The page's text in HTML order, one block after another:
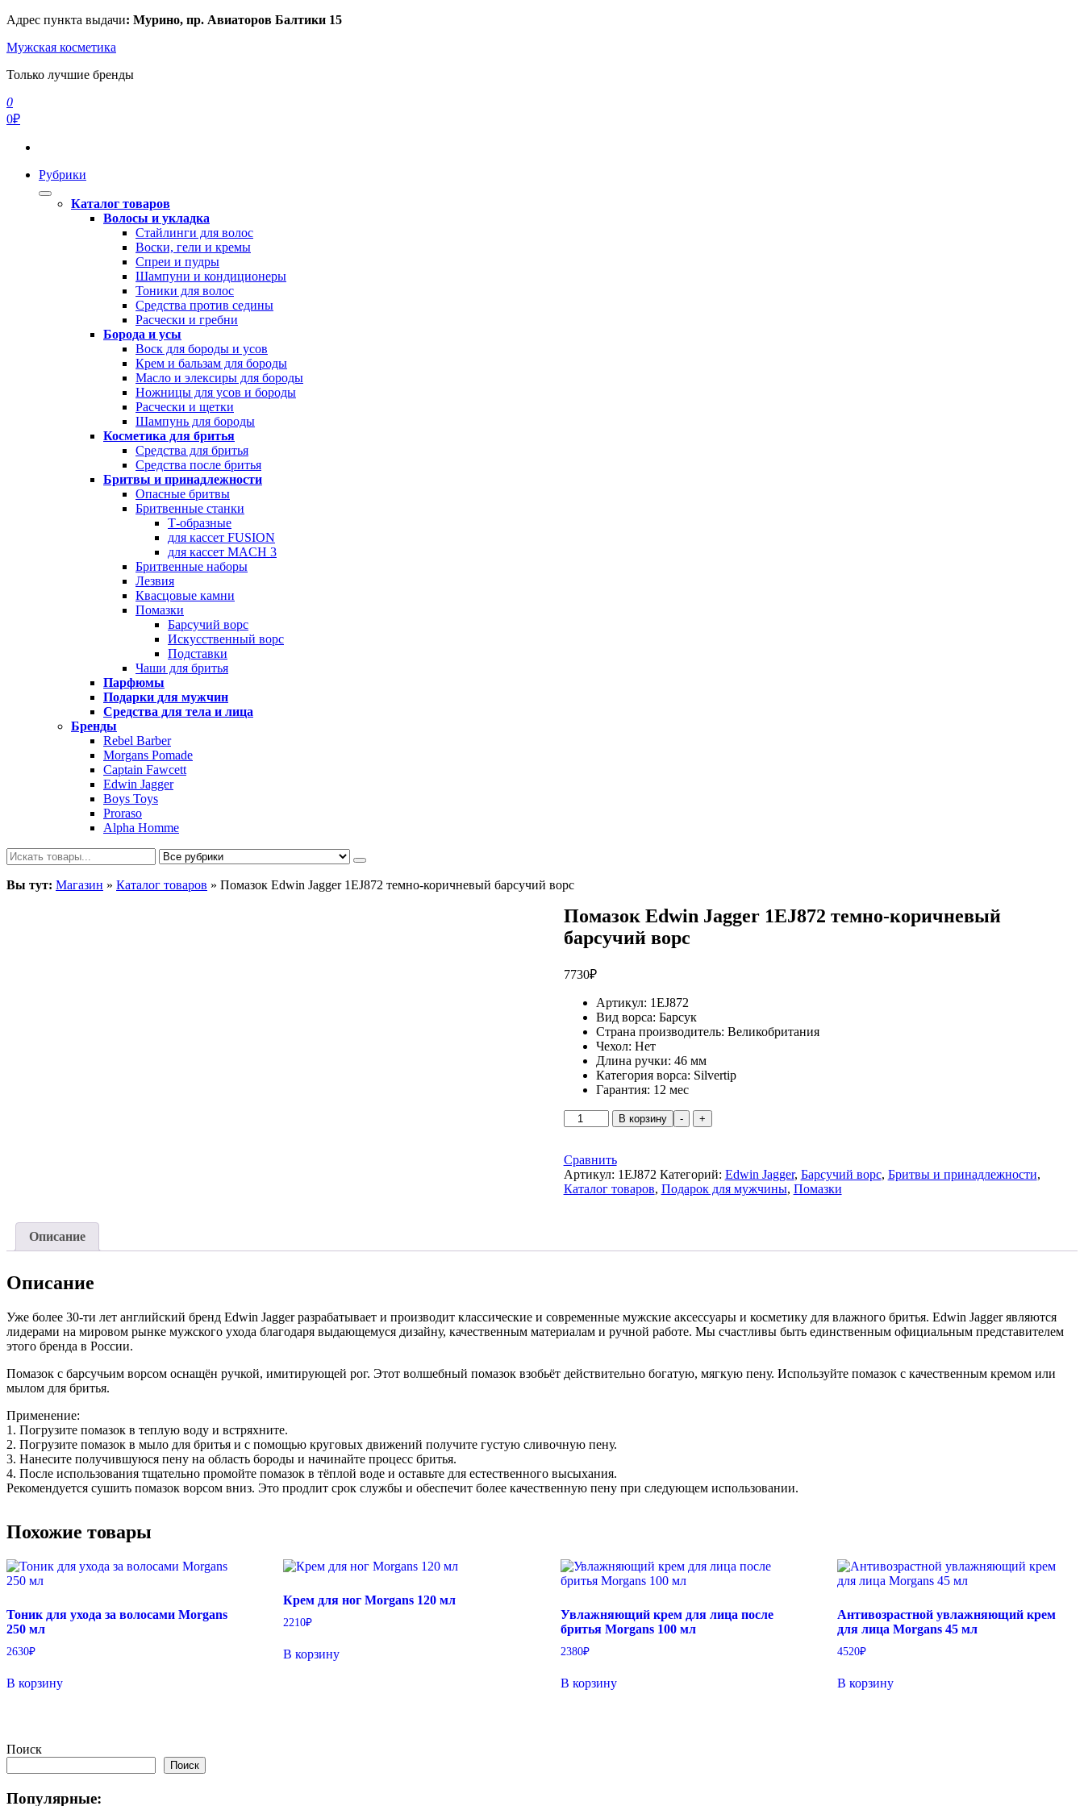
Перейти
содержимому
Адрес пункта выдачи: Мурино, пр. Авиаторов Балтики 15
Мужская косметика
Только лучшие бренды
0
0₽
Рубрики
Каталог товаров
Волосы и укладка
Стайлинги для волос
Воски, гели и кремы
Спреи и пудры
Шампуни и кондиционеры
Тоники для волос
Средства против седины
Расчески и гребни
Борода и усы
Воск для бороды и усов
Крем и бальзам для бороды
Масло и элексиры для бороды
Ножницы для усов и бороды
Расчески и щетки
Шампунь для бороды
Косметика для бритья
Средства для бритья
Средства после бритья
Бритвы и принадлежности
Опасные бритвы
Бритвенные станки
Т-образные
для кассет FUSION
для кассет MACH 3
Бритвенные наборы
Лезвия
Квасцовые камни
Помазки
Барсучий ворс
Искусственный ворс
Подставки
Чаши для бритья
Парфюмы
Подарки для мужчин
Средства для тела и лица
Бренды
Rebel Barber
Morgans Pomade
Captain Fawcett
Edwin Jagger
Boys Toys
Proraso
Alpha Homme
Вы тут: Магазин » Каталог товаров » Помазок Edwin Jagger 1EJ872 темно-коричневый барсучий ворс
Помазок Edwin Jagger 1EJ872 темно-коричневый
барсучий ворс
7730₽
Артикул: 1EJ872
Вид ворса: Барсук
Страна производитель: Великобритания
Чехол: Нет
Длина ручки: 46 мм
Категория ворса: Silvertip
Гарантия: 12 мес
-
Количество
товара
Edwin
Jagger
1EJ872
+
В корзину
Сравнить
Артикул: 1EJ872 Категорий: Edwin Jagger, Барсучий ворс, Бритвы и принадлежности,
Каталог товаров, Подарок для мужчины, Помазки
Описание
Описание
Уже более 30-ти лет английский бренд Edwin Jagger разрабатывает и производит классические и современные мужские аксессуары и косметику для влажного бритья. Edwin Jagger являются
лидерами на мировом рынке мужского ухода благодаря выдающемуся дизайну, качественным материалам и ручной работе. Мы счастливы быть единственным официальным представителем
этого бренда в России.
Помазок с барсучьим ворсом оснащён ручкой, имитирующей рог. Этот волшебный помазок взобьёт действительно богатую, мягкую пену. Используйте помазок с качественным кремом или
мылом для бритья.
Применение:
1. Погрузите помазок в теплую воду и встряхните.
2. Погрузите помазок в мыло для бритья и с помощью круговых движений получите густую сливочную пену.
3. Нанесите получившуюся пену на область бороды и начинайте процесс бритья.
4. После использования тщательно промойте помазок в тёплой воде и оставьте для естественного высыхания.
Рекомендуется сушить помазок ворсом вниз. Это продлит срок службы и обеспечит более качественную пену при следующем использовании.
Похожие товары
Тоник для ухода за волосами Morgans
250 мл
2630₽
В корзину
Крем для ног Morgans 120 мл
2210₽
В корзину
Увлажняющий крем для лица после
бритья Morgans 100 мл
2380₽
В корзину
Антивозрастной увлажняющий крем
для лица Morgans 45 мл
4520₽
В корзину
Поиск
Поиск
Популярные: